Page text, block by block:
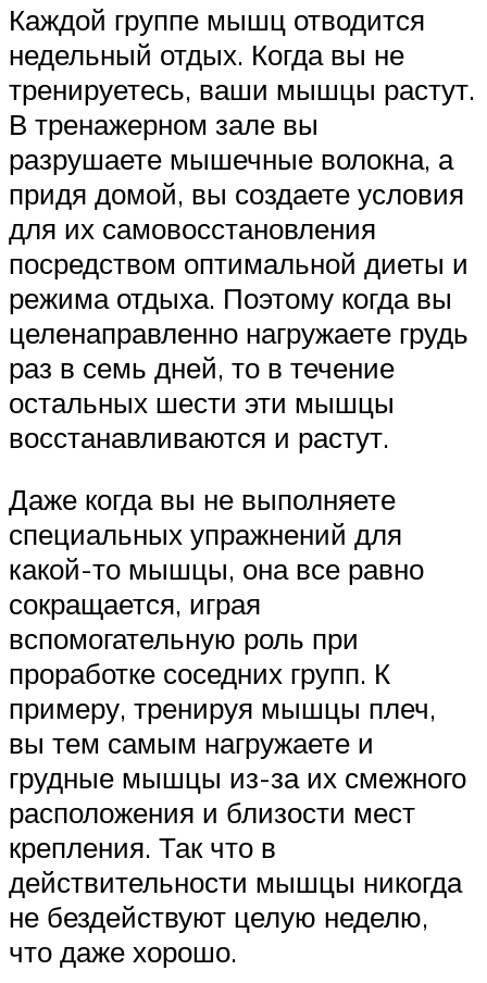
Каждой группе мышц отводится
недельный отдых. Когда вы не
тренируетесь, ваши мышцы растут.
В тренажерном зале вы
разрушаете мышечные волокна, а
придя домой, вы создаете условия
для их самовосстановления
посредством оптимальной диеты и
режима отдыха. Поэтому когда вы
целенаправленно нагружаете грудь
раз в семь дней, то в течение
остальных шести эти мышцы
восстанавливаются и растут.
Даже когда вы не выполняете
специальных упражнений для
какой-то мышцы, она все равно
сокращается, играя
вспомогательную роль при
проработке соседних групп. К
примеру, тренируя мышцы плеч,
вы тем самым нагружаете и
грудные мышцы из-за их смежного
расположения и близости мест
крепления. Так что в
действительности мышцы никогда
не бездействуют целую неделю,
что даже хорошо.